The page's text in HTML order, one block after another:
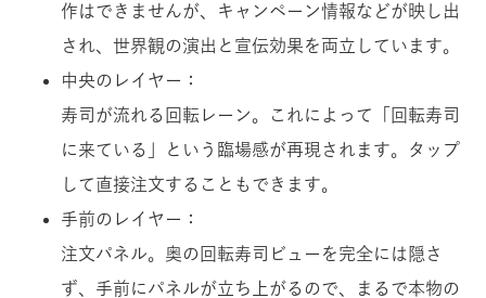
作はできませんが、キャンペーン情報などが映し出
され、世界観の演出と宣伝効果を両立しています。
中央のレイヤー：
寿司が流れる回転レーン。これによって「回転寿司
に来ている」という臨場感が再現されます。タップ
して直接注文することもできます。
手前のレイヤー：
注文パネル。奥の回転寿司ビューを完全には隠さ
ず、手前にパネルが立ち上がるので、まるで本物の